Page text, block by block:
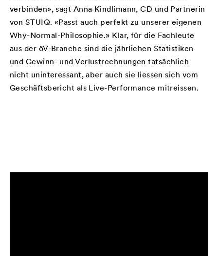
verbinden», sagt Anna Kindlimann, CD und Partnerin
von STUIQ. «Passt auch perfekt zu unserer eigenen
Why-Normal-Philosophie.» Klar, für die Fachleute
aus der öV-Branche sind die jährlichen Statistiken
und Gewinn- und Verlustrechnungen tatsächlich
nicht uninteressant, aber auch sie liessen sich vom
Geschäftsbericht als Live-Performance mitreissen.